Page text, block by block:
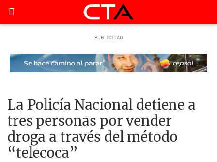
La Policía Nacional detiene a
tres personas por vender
droga a través del método
“telecoca”